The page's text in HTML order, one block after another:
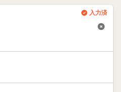
入力済